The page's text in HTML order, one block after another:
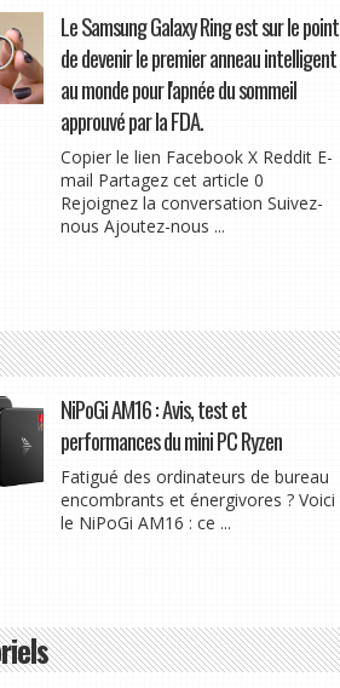
Le Samsung Galaxy Ring est sur le point
de devenir le premier anneau intelligent
au monde pour l'apnée du sommeil
approuvé par la FDA.
Copier le lien Facebook X Reddit E-
mail Partagez cet article 0
Rejoignez la conversation Suivez-
nous Ajoutez-nous ...
NiPoGi AM16 : Avis, test et
performances du mini PC Ryzen
Fatigué des ordinateurs de bureau
encombrants et énergivores ? Voici
le NiPoGi AM16 : ce ...